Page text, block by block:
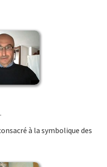
à la symbolique des